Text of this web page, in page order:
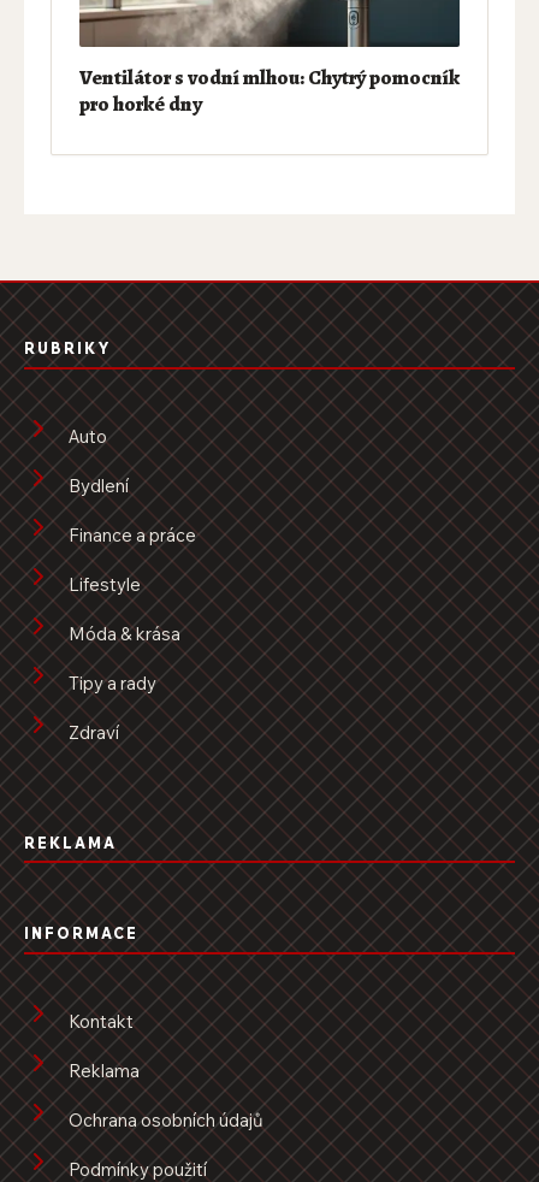
Ventilátor s vodní mlhou: Chytrý pomocník
pro horké dny
RUBRIKY
Auto
Bydlení
Finance a práce
Lifestyle
Móda & krása
Tipy a rady
Zdraví
REKLAMA
INFORMACE
Kontakt
Reklama
Ochrana osobních údajů
Podmínky použití